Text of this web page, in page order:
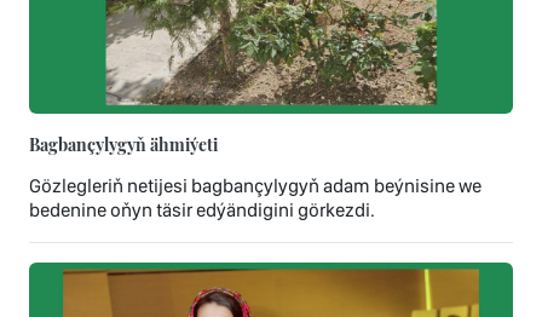
Bagbançylygyň ähmiýeti
Gözlegleriň netijesi bagbançylygyň adam beýnisine we
bedenine oňyn täsir edýändigini görkezdi.